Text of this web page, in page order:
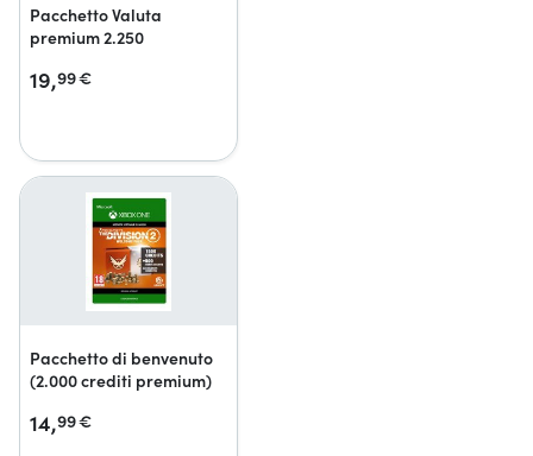
Pacchetto Valuta
premium 2.250
19,99€
Pacchetto di benvenuto
(2.000 crediti premium)
14,99€